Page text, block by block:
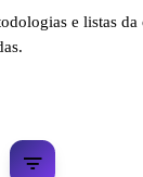
e listas